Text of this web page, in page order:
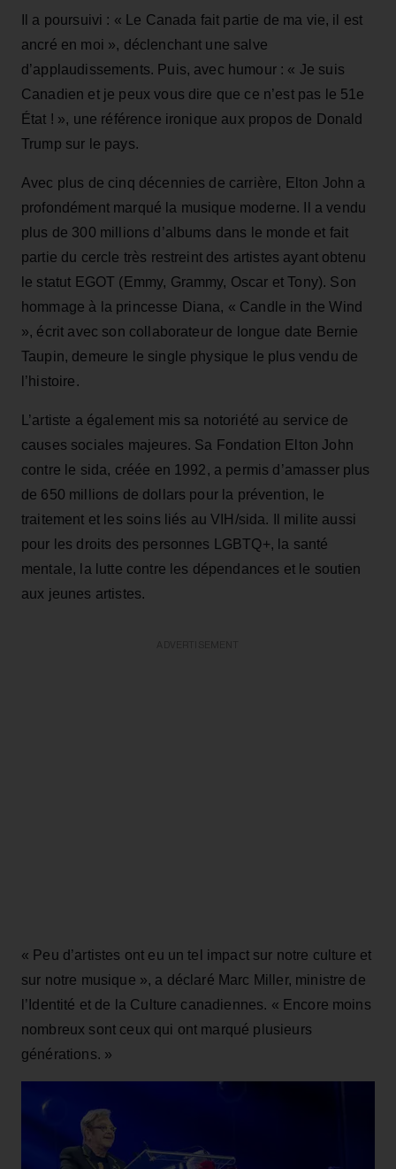
Il a poursuivi : « Le Canada fait partie de ma vie, il est
ancré en moi », déclenchant une salve
d’applaudissements. Puis, avec humour : « Je suis
Canadien et je peux vous dire que ce n’est pas le 51e
État ! », une référence ironique aux propos de Donald
Trump sur le pays.
Avec plus de cinq décennies de carrière, Elton John a
profondément marqué la musique moderne. Il a vendu
plus de 300 millions d’albums dans le monde et fait
partie du cercle très restreint des artistes ayant obtenu
le statut EGOT (Emmy, Grammy, Oscar et Tony). Son
hommage à la princesse Diana, « Candle in the Wind
», écrit avec son collaborateur de longue date Bernie
Taupin, demeure le single physique le plus vendu de
l’histoire.
L’artiste a également mis sa notoriété au service de
causes sociales majeures. Sa Fondation Elton John
contre le sida, créée en 1992, a permis d’amasser plus
de 650 millions de dollars pour la prévention, le
traitement et les soins liés au VIH/sida. Il milite aussi
pour les droits des personnes LGBTQ+, la santé
mentale, la lutte contre les dépendances et le soutien
aux jeunes artistes.
« Peu d’artistes ont eu un tel impact sur notre culture et
sur notre musique », a déclaré Marc Miller, ministre de
l’Identité et de la Culture canadiennes. « Encore moins
nombreux sont ceux qui ont marqué plusieurs
générations. »